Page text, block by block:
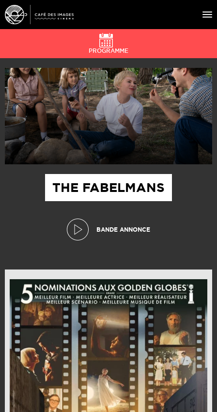
À L’AFFICHE
ÉVÉNEMENTS
CAFÉ DU CINÉ
PRATIQUE
ÉDUCATION AUX IMAGES
THE FABELMANS
BANDE ANNONCE
PROGRAMME